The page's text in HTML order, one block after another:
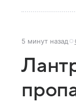
5 минут назад